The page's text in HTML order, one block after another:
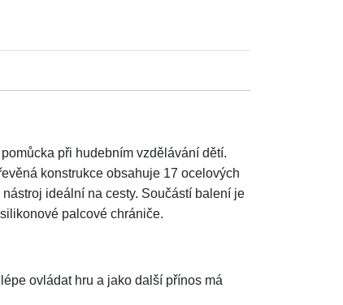
při hudebním vzdělávání dětí.
konstrukce obsahuje 17 ocelových
ideální na cesty. Součástí balení je
palcové chrániče.
ovládat hru a jako další přínos má